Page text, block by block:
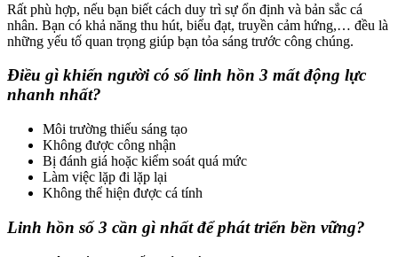
Rất phù hợp, nếu bạn biết cách duy trì sự ổn định và bản sắc cá
nhân. Bạn có khả năng thu hút, biểu đạt, truyền cảm hứng,… đều là
những yếu tố quan trọng giúp bạn tỏa sáng trước công chúng.
Điều gì khiến người có số linh hồn 3 mất động lực
nhanh nhất?
Môi trường thiếu sáng tạo
Không được công nhận
Bị đánh giá hoặc kiểm soát quá mức
Làm việc lặp đi lặp lại
Không thể hiện được cá tính
Linh hồn số 3 cần gì nhất để phát triển bền vững?